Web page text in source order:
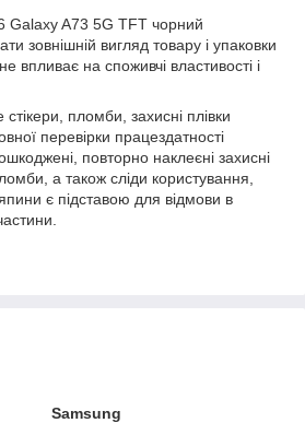
Galaxy A73 5G TFT чорний
зовнішній вигляд товару і упаковки
впливає на споживчі властивості і
пломби, захисні плівки
перевірки працездатності
повторно наклеєні захисні
а також сліди користування,
є підставою для відмови в
Samsung